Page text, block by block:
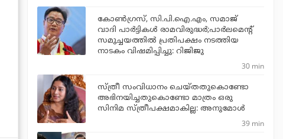
കോണ്‍ഗ്രസ്, സി.പി.ഐ.എം, സമാജ്
വാദി പാര്‍ട്ടികള്‍ രാമവിരുദ്ധര്‍;പാര്‍ലമെന്റ്
സമുച്ചയത്തില്‍ പ്രതിപക്ഷം നടത്തിയ
നാടകം വിഷമിപ്പിച്ചു: റിജിജു
30 min
സ്ത്രീ സംവിധാനം ചെയ്തതുകൊണ്ടോ
അഭിനയിച്ചതുകൊണ്ടോ മാത്രം ഒരു
സിനിമ സ്ത്രീപക്ഷമാകില്ല: അനുമോൾ
39 min